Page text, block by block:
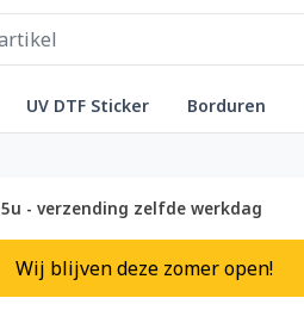
UV DTF Sticker Borduren
- verzending zelfde werkdag
Wij blijven deze zomer open!